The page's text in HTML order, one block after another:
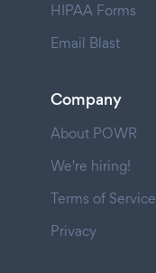
HIPAA Forms
Email Blast
Company
About POWR
We're hiring!
Terms of Service
Privacy